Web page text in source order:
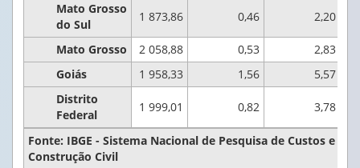
Mato Grosso
do Sul
1 873,86 0,46 2,20
Mato Grosso 2 058,88 0,53
2,83
Goiás
1 958,33 1,56
5,57
Distrito
Federal
1 999,01 0,82 3,78
Fonte: IBGE - Sistema Nacional de Pesquisa de Custos e
Construção Civil